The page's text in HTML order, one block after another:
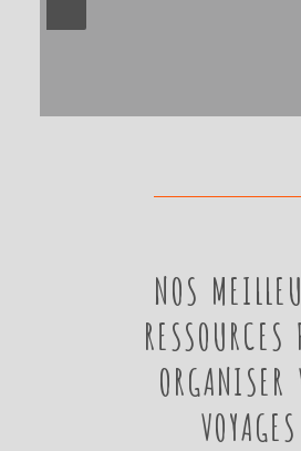
NOS
RESSOURCES
ORGANISER
VOYAGES